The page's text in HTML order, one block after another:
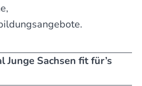
Junge Sachsen fit für’s